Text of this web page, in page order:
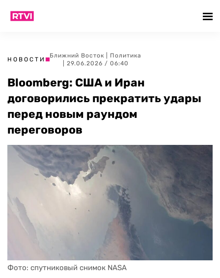
НОВОСТИ
Ближний Восток
Политика
| 29.06.2026 / 06:40
Bloomberg: США и Иран
договорились прекратить удары
перед новым раундом
переговоров
Фото: спутниковый снимок NASA